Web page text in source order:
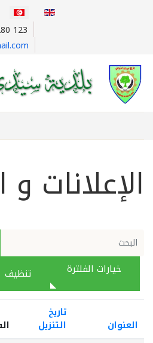
123
الإعلانات و
خيارات الفلترة تنظيف
العنوان
تاريخ
التنزيل